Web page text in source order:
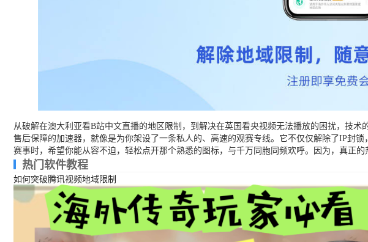
从破解在澳大利亚看B站中文直播的地区限制，到解决在英国看央视频无法播放的困扰，技
售后保障的加速器，就像是为你架设了一条私人的、高速的观赛专线。它不仅仅解除了IP封
赛事时，希望你能从容不迫，轻松点开那个熟悉的图标，与千万同胞同频欢呼。因为，真正的
热门软件教程
如何突破腾讯视频地域限制